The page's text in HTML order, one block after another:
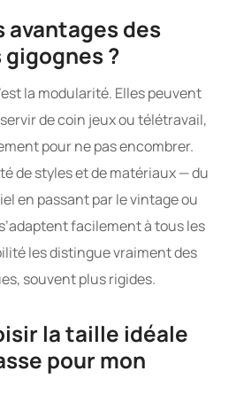
avantages des
?
la modularité. Elles peuvent
de coin jeux ou télétravail,
pour ne pas encombrer.
de styles et de matériaux — du
en passant par le vintage ou
facilement à tous les
les distingue vraiment des
souvent plus rigides.
la taille idéale
pour mon